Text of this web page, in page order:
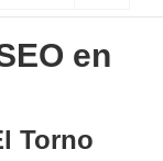
en
Torno